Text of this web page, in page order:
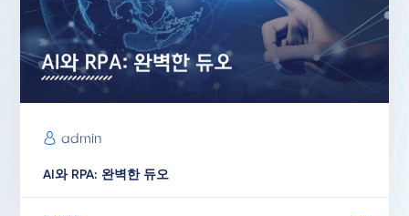
admin
AI와 RPA: 완벽한 듀오